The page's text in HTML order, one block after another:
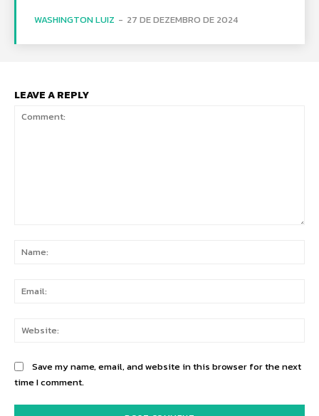
WASHINGTON LUIZ - 27 DE DEZEMBRO DE 2024
LEAVE A REPLY
Save my name, email, and website in this browser for the next
time I comment.